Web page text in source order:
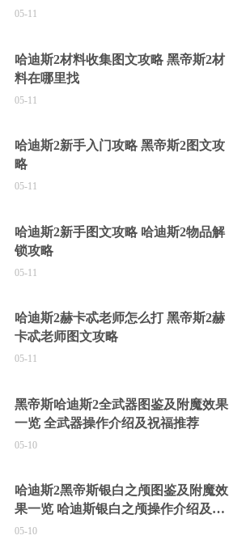
05-11
哈迪斯2材料收集图文攻略 黑帝斯2材
料在哪里找
05-11
哈迪斯2新手入门攻略 黑帝斯2图文攻
略
05-11
哈迪斯2新手图文攻略 哈迪斯2物品解
锁攻略
05-11
哈迪斯2赫卡忒老师怎么打 黑帝斯2赫
卡忒老师图文攻略
05-11
黑帝斯哈迪斯2全武器图鉴及附魔效果
一览 全武器操作介绍及祝福推荐
05-10
哈迪斯2黑帝斯银白之颅图鉴及附魔效
果一览 哈迪斯银白之颅操作介绍及祝
福推荐
05-10